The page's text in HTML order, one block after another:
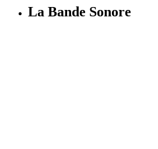
La Bande Sonore